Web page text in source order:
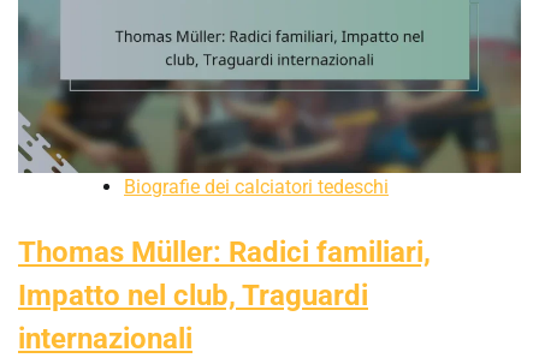
Biografie dei calciatori tedeschi
Thomas Müller: Radici familiari,
Impatto nel club, Traguardi
internazionali